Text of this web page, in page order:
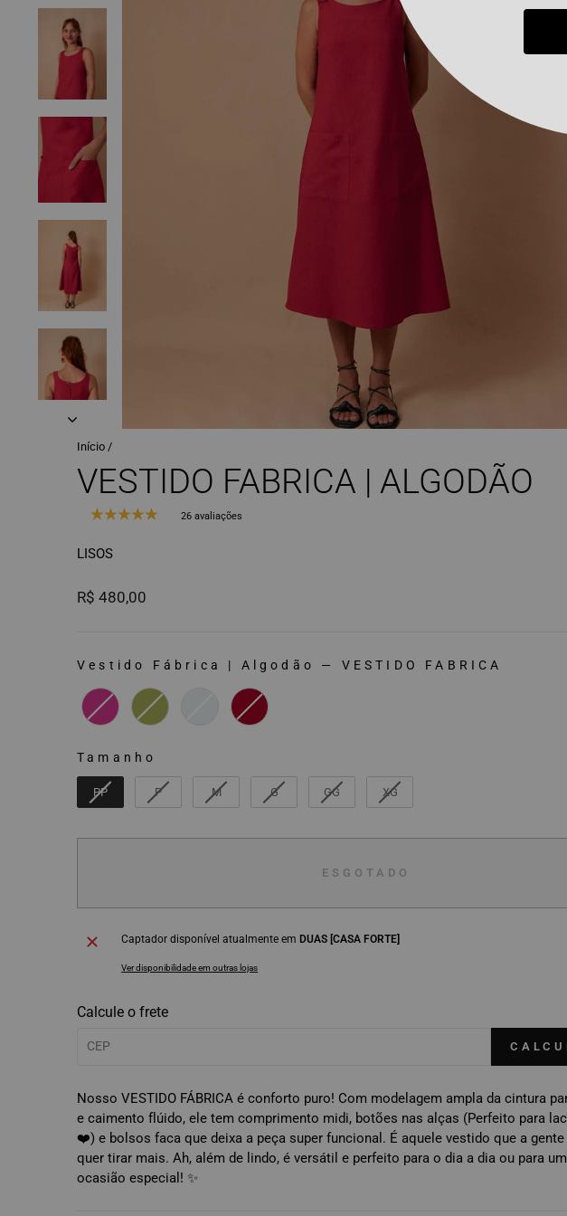
Início /
VESTIDO FABRICA | ALGODÃO
26 avaliações
LISOS
Preço
R$ 480,00
Vestido Fábrica | Algodão — VESTIDO FABRICA
Tamanho
TAMANHO
PP P M G GG XG
ESGOTADO
Captador disponível atualmente emDUAS [CASA FORTE]
Ver disponibilidade em outras lojas
Calcule o frete
Nosso VESTIDO FÁBRICA é conforto puro! Com modelagem ampla da cintura
e caimento flúido, ele tem comprimento midi, botões nas alças (Perfeito para
❤️) e bolsos faca que deixa a peça super funcional. É aquele vestido que a gente
quer tirar mais. Ah, além de lindo, é versátil e perfeito para o dia a dia ou para
ocasião especial! ✨